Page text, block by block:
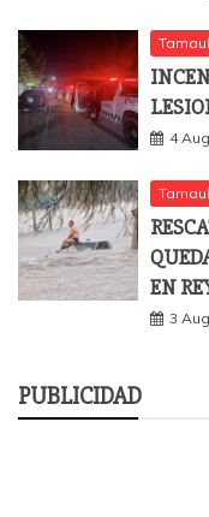
4
EN
3
PUBLICIDAD